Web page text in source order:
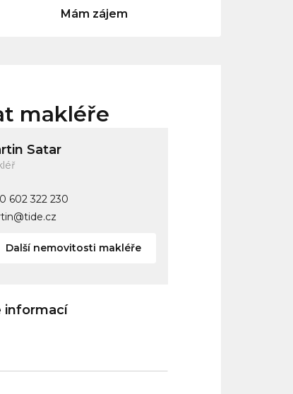
Mám zájem
makléře
Satar
602 322 230
Další nemovitosti makléře
informací